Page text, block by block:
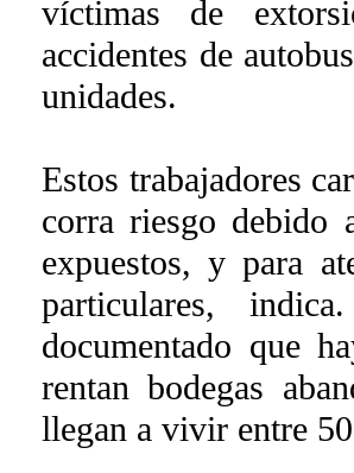
víctimas de
accidentes de
unidades.
Estos trabajadores
corra riesgo debido
expuestos, y para
particulares,
documentado que
rentan bodegas
llegan a vivir entre